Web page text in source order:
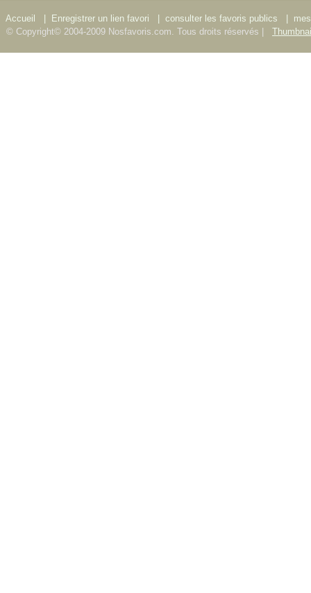
Accueil Enregistrer un lien favori consulter les favoris publics
© Copyright© 2004-2009 Nosfavoris.com. Tous droits réservés |